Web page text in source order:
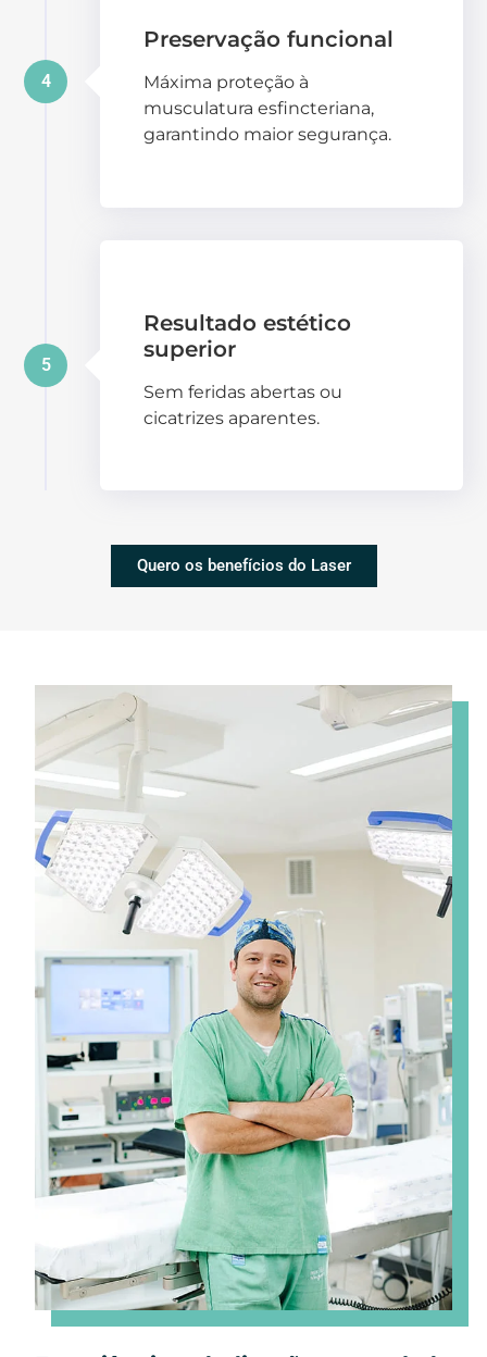
Preservação funcional
Máxima proteção à
musculatura esfincteriana,
garantindo maior segurança.
4
Resultado estético
superior
Sem feridas abertas ou
cicatrizes aparentes.
5
Quero os benefícios do Laser